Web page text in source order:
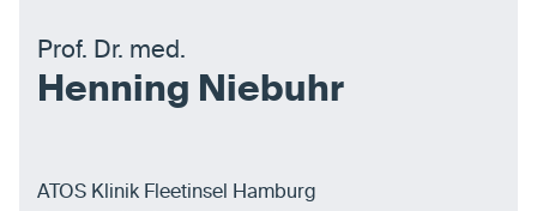
Prof. Dr. med.
Henning Niebuhr
ATOS Klinik Fleetinsel Hamburg